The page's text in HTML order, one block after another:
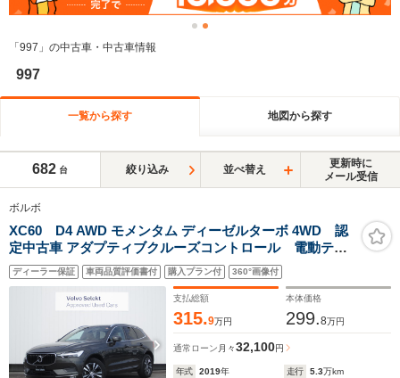
「997」の中古車・中古車情報
997
一覧から探す 地図から探す
682 台 絞り込み 並べ替え
更新時に
メール受信
ボルボ
XC60 D4 AWD モメンタム ディーゼルターボ 4WD 認
定中古車 アダプティブクルーズコントロール 電動テー
ルゲート シートヒーターハンドルヒーター 全方位カメ
ラ
ディーラー保証 車両品質評価書付 購入プラン付 360°画像付
支払総額
315.9万円
本体価格
299.8万円
通常ローン 月々32,100円
年式 2019年 走行 5.3万km